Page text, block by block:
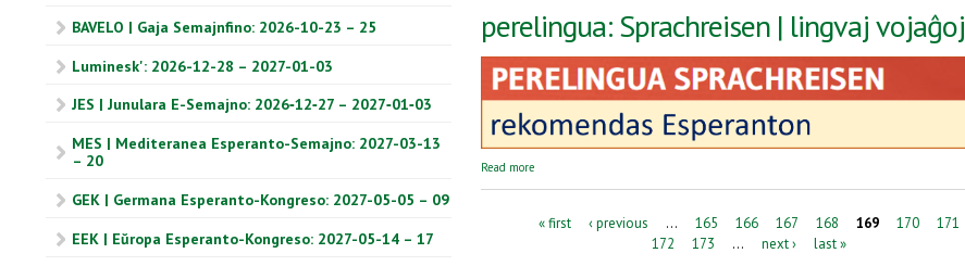
BAVELO | Gaja Semajnfino: 2026-10-23 – 25
Luminesk': 2026-12-28 – 2027-01-03
JES | Junulara E-Semajno: 2026‑12‑27 – 2027‑01‑03
MES | Mediteranea Esperanto-Semajno: 2027-03-13
– 20
GEK | Germana Esperanto-Kongreso: 2027-05-05 – 09
EEK | Eŭropa Esperanto-Kongreso: 2027-05-14 – 17
perelingua: Sprachreisen | lingvaj vojaĝoj
Read more
Pages« first ‹ previous … 165 166 167 168 169 170
171
172
173 … next › last »